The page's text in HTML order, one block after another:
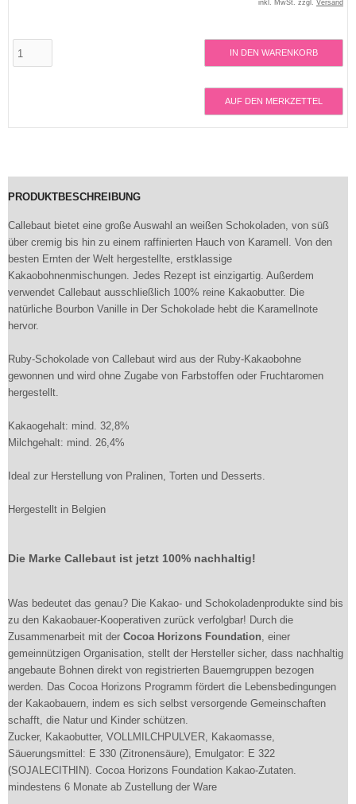
inkl. MwSt. zzgl. Versand
IN DEN WARENKORB
AUF DEN MERKZETTEL
PRODUKTBESCHREIBUNG
Callebaut bietet eine große Auswahl an weißen Schokoladen, von süß
über cremig bis hin zu einem raffinierten Hauch von Karamell. Von den
besten Ernten der Welt hergestellte, erstklassige
Kakaobohnenmischungen. Jedes Rezept ist einzigartig. Außerdem
verwendet Callebaut ausschließlich 100% reine Kakaobutter. Die
natürliche Bourbon Vanille in Der Schokolade hebt die Karamellnote
hervor.
Ruby-Schokolade von Callebaut wird aus der Ruby-Kakaobohne
gewonnen und wird ohne Zugabe von Farbstoffen oder Fruchtaromen
hergestellt.
Kakaogehalt: mind. 32,8%
Milchgehalt: mind. 26,4%
Ideal zur Herstellung von Pralinen, Torten und Desserts.
Hergestellt in Belgien
Die Marke Callebaut ist jetzt 100% nachhaltig!
Was bedeutet das genau? Die Kakao- und Schokoladenprodukte sind bis
zu den Kakaobauer-Kooperativen zurück verfolgbar! Durch die
Zusammenarbeit mit der Cocoa Horizons Foundation, einer
gemeinnützigen Organisation, stellt der Hersteller sicher, dass nachhaltig
angebaute Bohnen direkt von registrierten Bauerngruppen bezogen
werden. Das Cocoa Horizons Programm fördert die Lebensbedingungen
der Kakaobauern, indem es sich selbst versorgende Gemeinschaften
schafft, die Natur und Kinder schützen.
Zucker, Kakaobutter, VOLLMILCHPULVER, Kakaomasse,
Säuerungsmittel: E 330 (Zitronensäure), Emulgator: E 322
(SOJALECITHIN). Cocoa Horizons Foundation Kakao-Zutaten.
mindestens 6 Monate ab Zustellung der Ware